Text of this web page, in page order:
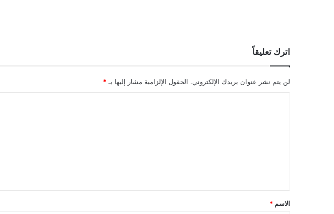
اترك تعليقاً
لن يتم نشر عنوان بريدك الإلكتروني. الحقول الإلزامية مشار إليها بـ *
ق
*
الاسم *